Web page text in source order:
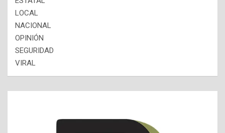
LOCAL
NACIONAL
OPINIÓN
SEGURIDAD
VIRAL